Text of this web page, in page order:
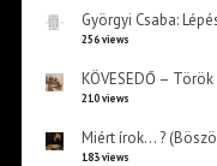
Györgyi Csaba:
256 views
KÖVESEDŐ –
210 views
Miért írok… ?
183 views